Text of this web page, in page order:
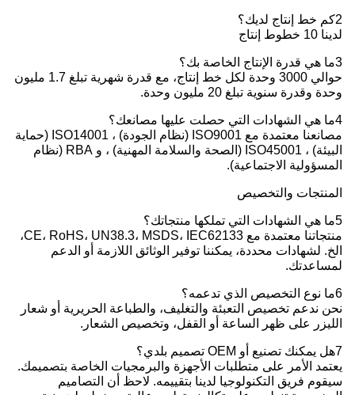
2كم خط إنتاج لديك؟
لدينا 10 خطوط إنتاج
3ما هي قدرة الإنتاج الخاصة بك؟
حوالي 3000 وحدة لكل خط إنتاج، مع قدرة شهرية تبلغ 1.7 مليون
وحدة وقدرة سنوية تبلغ 20 مليون وحدة.
4ما هي الشهادات التي حصلت عليها مصانعك؟
مصانعنا معتمدة مع ISO9001 (نظام الجودة) ، ISO14001 (حماية
البيئة) ، ISO45001 (الصحة والسلامة المهنية) ، و RBA (نظام
المسؤولية الاجتماعية).
المنتجات والتخصيص
5ما هي الشهادات التي تملكها منتجاتك؟
منتجاتنا معتمدة مع CE، RoHS، UN38.3، MSDS، IEC62133،
الخ. لشهادات محددة، يمكننا توفير الوثائق اللازمة أو الدعم
لمساعدتك.
6ما نوع التخصيص الذي تدعمه؟
نحن ندعم تخصيص التعبئة والتغليف، والطباعة الحريرية أو شعار
الليزر على ظهر الساعة أو القفل، وتخصيص الشعار.
7هل يمكنك تصنيع أو OEM تصميم بلدي؟
يعتمد الأمر على متطلبات الأجهزة والبرمجيات الخاصة بتصميمك.
سيقوم فريق التكنولوجيا لدينا بتقييمه. لاحظ أن التصاميم